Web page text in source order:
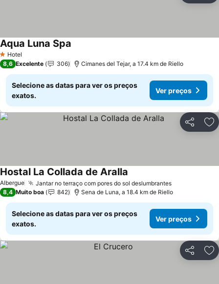
1 Estrelas
Hotel
Aqua Luna Spa
8,6 Excelente 306 Cimanes del Tejar, a 17.4 km de Riello
Selecione as datas para ver os preços
exatos.
Ver preços
Partilhar
Albergue Jantar no terraço com pores do sol deslumbrantesVer preços
Hostal La Collada de Aralla
8,4 Muito boa 842 Sena de Luna, a 18.4 km de Riello
Selecione as datas para ver os preços
exatos.
Ver preços
Partilhar